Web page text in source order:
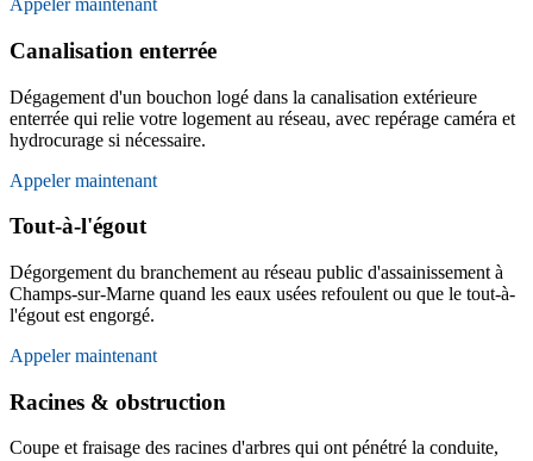
Appeler maintenant
Canalisation enterrée
Dégagement d'un bouchon logé dans la canalisation extérieure
enterrée qui relie votre logement au réseau, avec repérage caméra et
hydrocurage si nécessaire.
Appeler maintenant
Tout-à-l'égout
Dégorgement du branchement au réseau public d'assainissement à
Champs-sur-Marne quand les eaux usées refoulent ou que le tout-à-
l'égout est engorgé.
Appeler maintenant
Racines & obstruction
Coupe et fraisage des racines d'arbres qui ont pénétré la conduite,